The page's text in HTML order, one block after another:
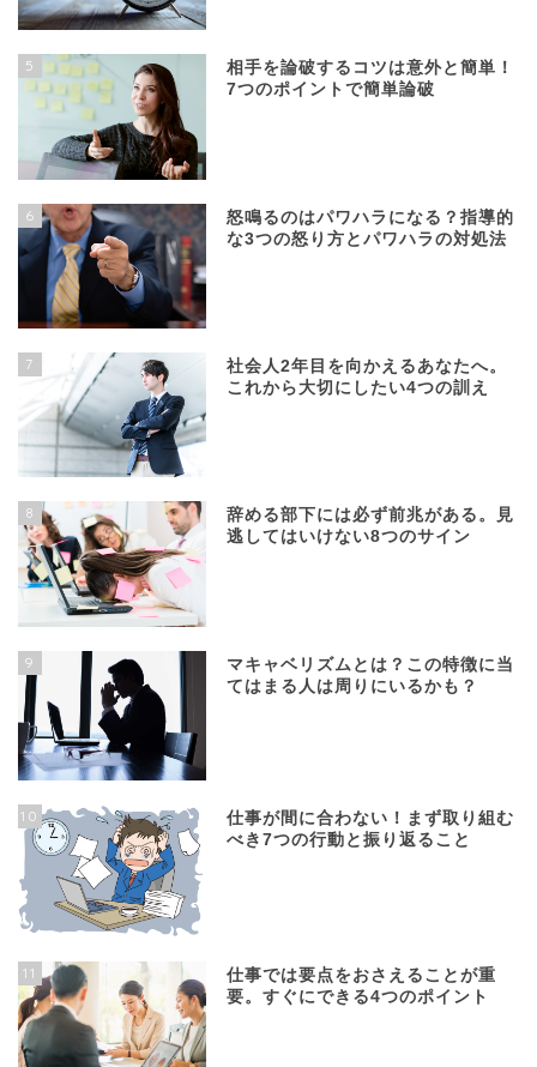
5
相手を論破するコツは意外と簡単！
7つのポイントで簡単論破
6
怒鳴るのはパワハラになる？指導的
な3つの怒り方とパワハラの対処法
7
社会人2年目を向かえるあなたへ。
これから大切にしたい4つの訓え
8
辞める部下には必ず前兆がある。見
逃してはいけない8つのサイン
9
マキャベリズムとは？この特徴に当
てはまる人は周りにいるかも？
10
仕事が間に合わない！まず取り組む
べき7つの行動と振り返ること
11
仕事では要点をおさえることが重
要。すぐにできる4つのポイント